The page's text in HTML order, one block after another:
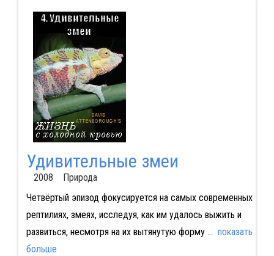
Удивительные змеи
2008 Природа
Четвёртый эпизод фокусируется на самых современных
рептилиях, змеях, исследуя, как им удалось выжить и
развиться, несмотря на их вытянутую форму... показать
больше